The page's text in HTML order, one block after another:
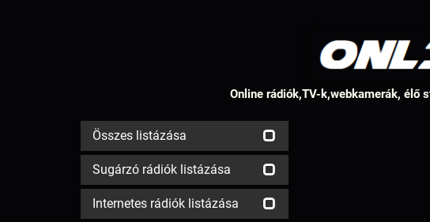
Online rádiók,TV-k,webkamerák, élő
Összes listázása
Sugárzó rádiók listázása
Internetes rádiók listázása